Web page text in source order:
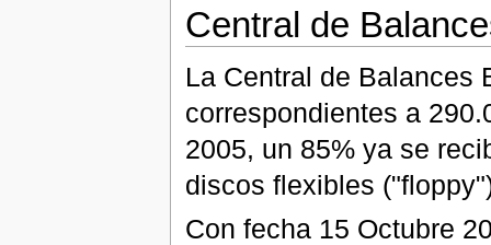
Central de
La Central de Balances
correspondientes a
2005, un 85% ya se
discos flexibles
Con fecha 15 Octubre